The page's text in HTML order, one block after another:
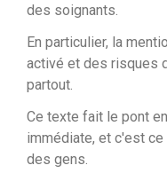
des soignants.
En particulier, la
activé et des risques
partout.
Ce texte fait le pont
immédiate, et c'est
des gens.